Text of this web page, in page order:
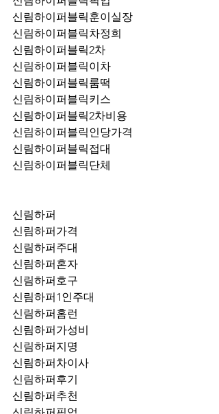
신림하이퍼블릭훈이실장
신림하이퍼블릭차정희
신림하이퍼블릭2차
신림하이퍼블릭이차
신림하이퍼블릭룸떡
신림하이퍼블릭키스
신림하이퍼블릭2차비용
신림하이퍼블릭인당가격
신림하이퍼블릭접대
신림하이퍼블릭단체
신림하퍼
신림하퍼가격
신림하퍼주대
신림하퍼혼자
신림하퍼호구
신림하퍼1인주대
신림하퍼홈런
신림하퍼가성비
신림하퍼지명
신림하퍼차이사
신림하퍼후기
신림하퍼추천